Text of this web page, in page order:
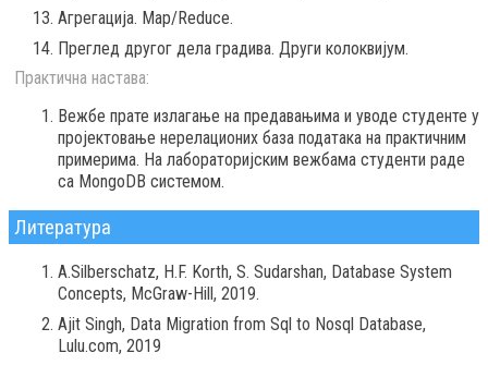
Агрегација. Map/Reduce.
Преглед другог дела градива. Други колоквијум.
Практична настава:
Вежбе прате излагање на предавањима и уводе студенте у
пројектовање нерелационих база података на практичним
примерима. На лабораторијским вежбама студенти раде
са MongoDB системом.
Литература
A.Silberschatz, H.F. Korth, S. Sudarshan, Database System
Concepts, McGraw-Hill, 2019.
Ajit Singh, Data Migration from Sql to Nosql Database,
Lulu.com, 2019